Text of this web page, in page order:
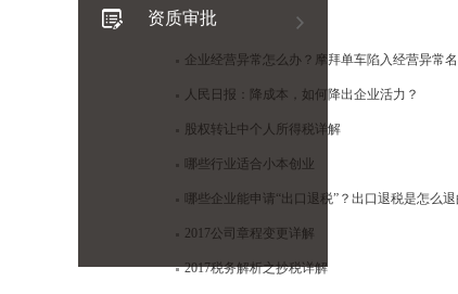
资质审批
企业经营异常怎么办？摩拜单车陷入经营异常
人民日报：降成本，如何降出企业活力？
股权转让中个人所得税详解
哪些行业适合小本创业
哪些企业能申请“出口退税”？出口退税是怎么退
2017公司章程变更详解
2017税务解析之抄税详解